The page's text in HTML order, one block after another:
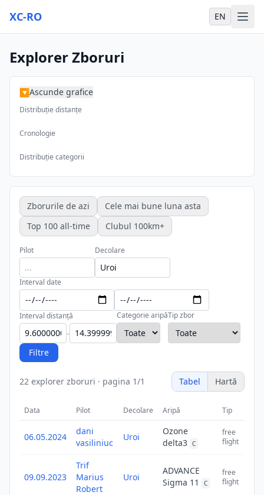
XC-RO EN
Explorer Zboruri
▶Ascunde grafice
Distribuție distanțe
Cronologie
Distribuție categorii
Zborurile de azi
Cele mai bune luna asta
Top 100 all-time
Clubul 100km+
Pilot Decolare
Interval date
Interval distanță
-
Categorie aripăTip zbor
Filtre
22 explorer zboruri · pagina 1/1 Tabel Hartă
Data Pilot Decolare Aripă Tip
06.05.2024
dani
vasiliniuc
Uroi
Ozone
delta3 C
free
flight
09.09.2023
Trif
Marius
Robert
Uroi
ADVANCE
Sigma 11
C
free
flight